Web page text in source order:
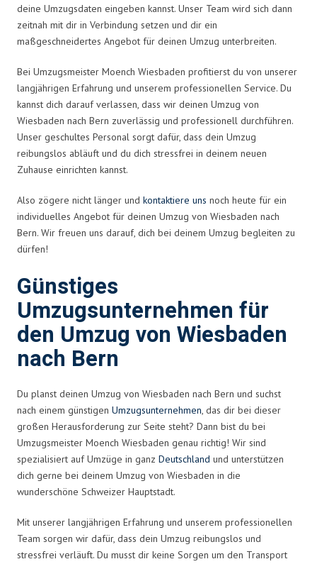
deine Umzugsdaten eingeben kannst. Unser Team wird sich dann
zeitnah mit dir in Verbindung setzen und dir ein
maßgeschneidertes Angebot für deinen Umzug unterbreiten.
Bei Umzugsmeister Moench Wiesbaden profitierst du von unserer
langjährigen Erfahrung und unserem professionellen Service. Du
kannst dich darauf verlassen, dass wir deinen Umzug von
Wiesbaden nach Bern zuverlässig und professionell durchführen.
Unser geschultes Personal sorgt dafür, dass dein Umzug
reibungslos abläuft und du dich stressfrei in deinem neuen
Zuhause einrichten kannst.
Also zögere nicht länger und kontaktiere uns noch heute für ein
individuelles Angebot für deinen Umzug von Wiesbaden nach
Bern. Wir freuen uns darauf, dich bei deinem Umzug begleiten zu
dürfen!
Günstiges
Umzugsunternehmen für
den Umzug von Wiesbaden
nach Bern
Du planst deinen Umzug von Wiesbaden nach Bern und suchst
nach einem günstigen Umzugsunternehmen, das dir bei dieser
großen Herausforderung zur Seite steht? Dann bist du bei
Umzugsmeister Moench Wiesbaden genau richtig! Wir sind
spezialisiert auf Umzüge in ganz Deutschland und unterstützen
dich gerne bei deinem Umzug von Wiesbaden in die
wunderschöne Schweizer Hauptstadt.
Mit unserer langjährigen Erfahrung und unserem professionellen
Team sorgen wir dafür, dass dein Umzug reibungslos und
stressfrei verläuft. Du musst dir keine Sorgen um den Transport